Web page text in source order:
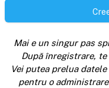
Mai e un singur pas
După înregistrare,
Vei putea prelua
pentru o